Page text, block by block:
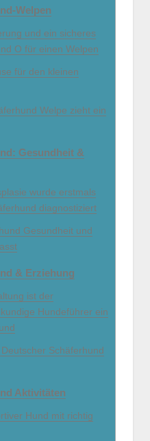
Welpen
und ein sicheres
O für einen Welpen
für den kleinen
Welpe zieht ein
Gesundheit &
wurde erstmals
diagnostiziert
Gesundheit und
& Erziehung
ist der
Hundeführer ein
Schäferhund
Aktivitäten
Hund mit richtig